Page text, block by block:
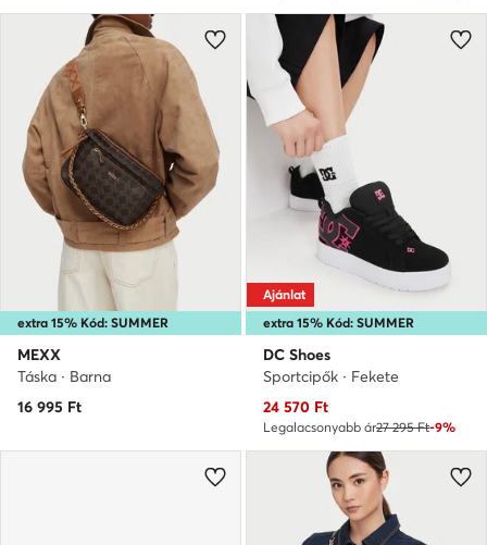
extra 15% Kód: SUMMER
MEXX
Táska · Barna
16 995 Ft
extra 15% Kód: SUMMER
Ajánlat
DC Shoes
Sportcipők · Fekete
Aktuális ár
24 570 Ft
Legalacsonyabb ár27 295 Ft-9%